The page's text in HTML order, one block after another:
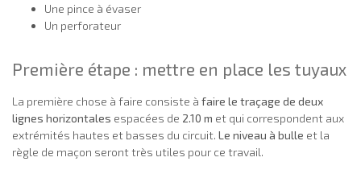
Une pince à évaser
Un perforateur
Première étape : mettre en place les tuyaux
La première chose à faire consiste à faire le traçage de deux
lignes horizontales espacées de 2.10 m et qui correspondent aux
extrémités hautes et basses du circuit. Le niveau à bulle et la
règle de maçon seront très utiles pour ce travail.